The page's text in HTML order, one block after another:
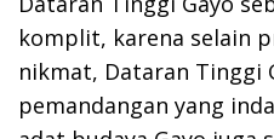
komplit, karena selain
nikmat, Dataran Tinggi
pemandangan yang